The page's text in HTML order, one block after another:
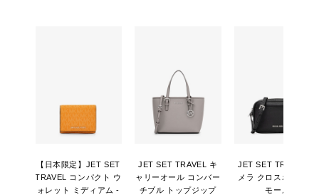
【日本限定】JET SET
TRAVEL コンパクト ウ
ォレット ミディアム -
JET SET TRAVEL キ
ャリーオール コンバー
チブル トップジップ
JET SET TRAVEL カ
メラ クロスボディ ス
モール